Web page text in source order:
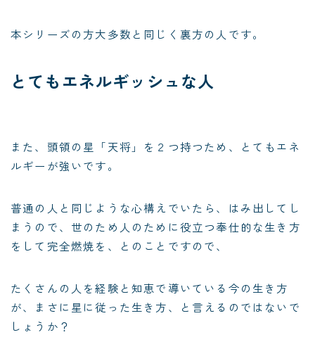
本シリーズの方大多数と同じく裏方の人です。
とてもエネルギッシュな人
また、頭領の星「天将」を２つ持つため、とてもエネ
ルギーが強いです。
普通の人と同じような心構えでいたら、はみ出してし
まうので、世のため人のために役立つ奉仕的な生き方
をして完全燃焼を、とのことですので、
たくさんの人を経験と知恵で導いている今の生き方
が、まさに星に従った生き方、と言えるのではないで
しょうか？